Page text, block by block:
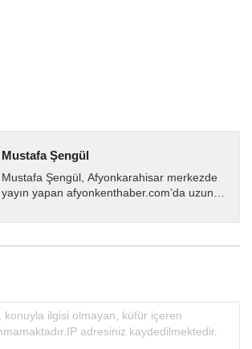
Mustafa Şengül
Mustafa Şengül, Afyonkarahisar merkezde
yayın yapan afyonkenthaber.com’da uzun
almakta, haber akışı...